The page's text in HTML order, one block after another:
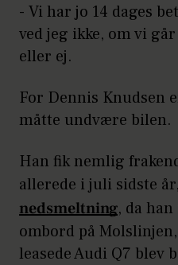
- Vi har jo 14 dages
ved jeg ikke, om vi
eller ej.
For Dennis Knudsen
måtte undvære bilen.
Han fik nemlig
allerede i juli sidste
nedsmeltning, da
ombord på
leasede Audi Q7 blev